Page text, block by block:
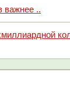
важнее ..